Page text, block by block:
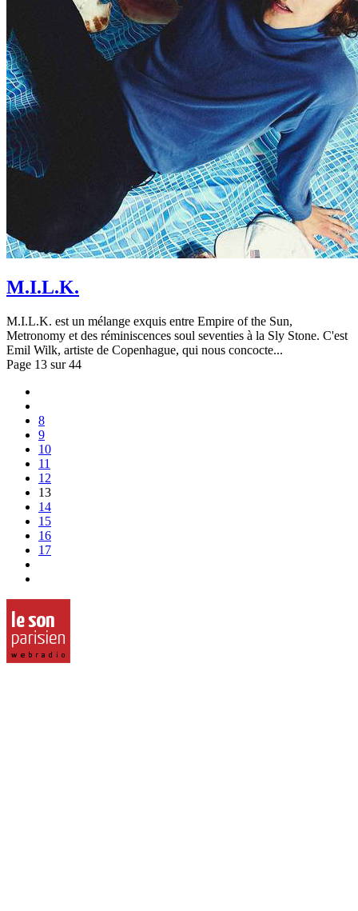
M.I.L.K.
M.I.L.K. est un mélange exquis entre Empire of the Sun,
Metronomy et des réminiscences soul seventies à la Sly Stone. C'est
Emil Wilk, artiste de Copenhague, qui nous concocte...
Page 13 sur 44
8
9
10
11
12
13
14
15
16
17